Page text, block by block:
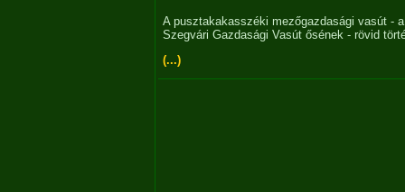
A pusztakakasszéki mezőgazdasági vasút - a
Szegvári Gazdasági Vasút ősének - rövid
(...)